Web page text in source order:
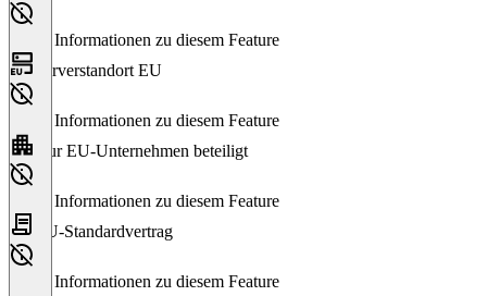
Keine Informationen zu diesem Feature
Serverstandort EU
Keine Informationen zu diesem Feature
Nur EU-Unternehmen beteiligt
Keine Informationen zu diesem Feature
EU-Standardvertrag
Keine Informationen zu diesem Feature